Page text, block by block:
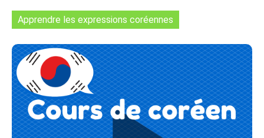
Apprendre les expressions coréennes